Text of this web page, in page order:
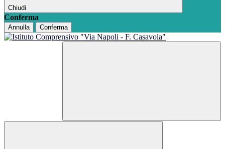
Chiudi
Conferma
Annulla Conferma